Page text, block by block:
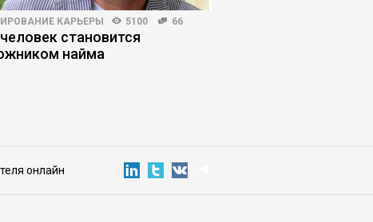
КАРЬЕРЫ 5100 66
становится
найма
онлайн